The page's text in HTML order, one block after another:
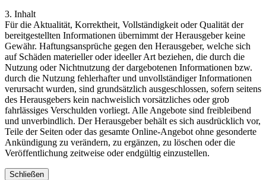
3. Inhalt
Für die Aktualität, Korrektheit, Vollständigkeit oder Qualität der
bereitgestellten Informationen übernimmt der Herausgeber keine
Gewähr. Haftungsansprüche gegen den Herausgeber, welche sich
auf Schäden materieller oder ideeller Art beziehen, die durch die
Nutzung oder Nichtnutzung der dargebotenen Informationen bzw.
durch die Nutzung fehlerhafter und unvollständiger Informationen
verursacht wurden, sind grundsätzlich ausgeschlossen, sofern seitens
des Herausgebers kein nachweislich vorsätzliches oder grob
fahrlässiges Verschulden vorliegt. Alle Angebote sind freibleibend
und unverbindlich. Der Herausgeber behält es sich ausdrücklich vor,
Teile der Seiten oder das gesamte Online-Angebot ohne gesonderte
Ankündigung zu verändern, zu ergänzen, zu löschen oder die
Veröffentlichung zeitweise oder endgültig einzustellen.
Schließen